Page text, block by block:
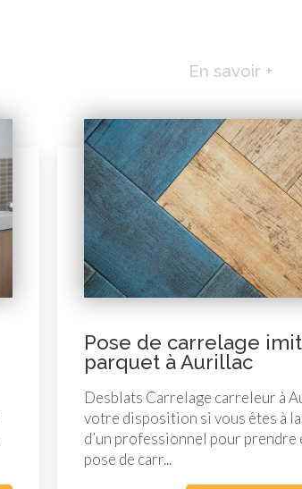
En savoir +
Pose de carrelage
parquet à Aurillac
Desblats Carrelage carreleur à
votre disposition si vous êtes à
d’un professionnel pour prendre
pose de carr...